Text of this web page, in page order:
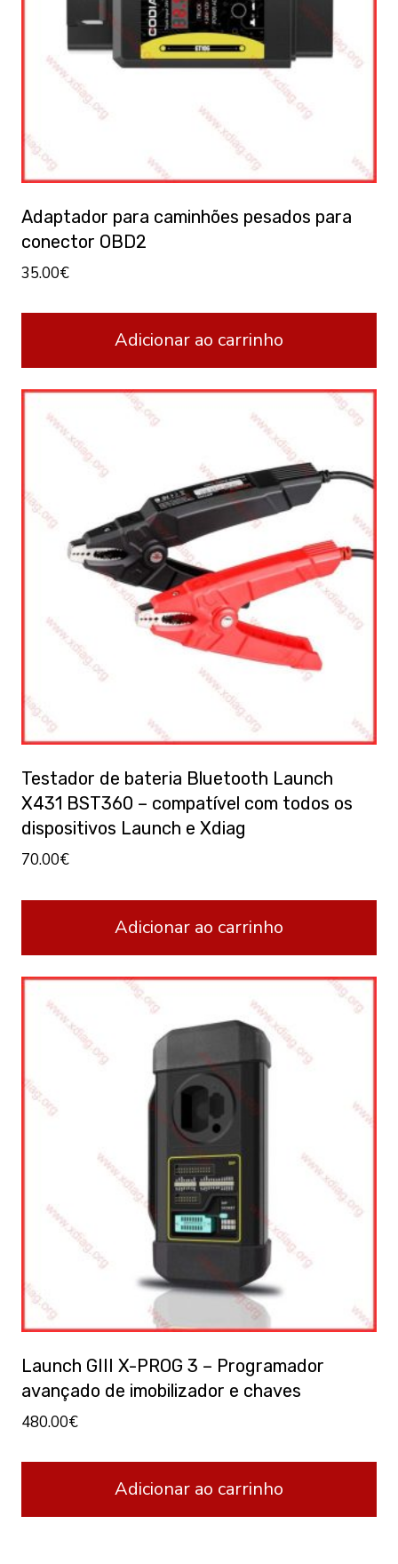
Adaptador para caminhões pesados para
conector OBD2
35.00€
Adicionar ao carrinho
Testador de bateria Bluetooth Launch
X431 BST360 – compatível com todos os
dispositivos Launch e Xdiag
70.00€
Adicionar ao carrinho
Launch GIII X-PROG 3 – Programador
avançado de imobilizador e chaves
480.00€
Adicionar ao carrinho